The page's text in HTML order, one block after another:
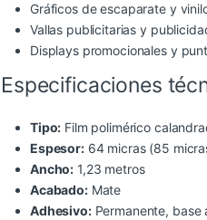
Gráficos de escaparate y
Vallas publicitarias y
Displays promocionales y
Especificaciones
Tipo: Film polimérico
Espesor:64 micras (85
Ancho: 1,23 metros
Acabado:Mate
Adhesivo:Permanente, base